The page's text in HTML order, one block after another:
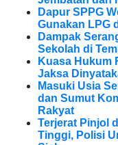
Dapur SPPG
Gunakan LPG
Dampak
Sekolah di
Kuasa Hukum
Jaksa
Masuki Usia
dan Sumut
Rakyat
Terjerat Pinjol
Tinggi, Polisi